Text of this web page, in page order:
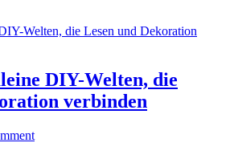
DIY-Welten, die
verbinden